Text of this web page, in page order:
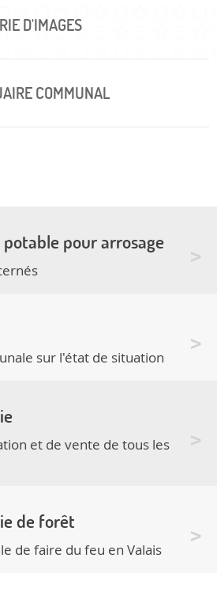
D'IMAGES
COMMUNAL
pour arrosage
sur l'état de situation
et de vente de tous les
de forêt
de faire du feu en Valais